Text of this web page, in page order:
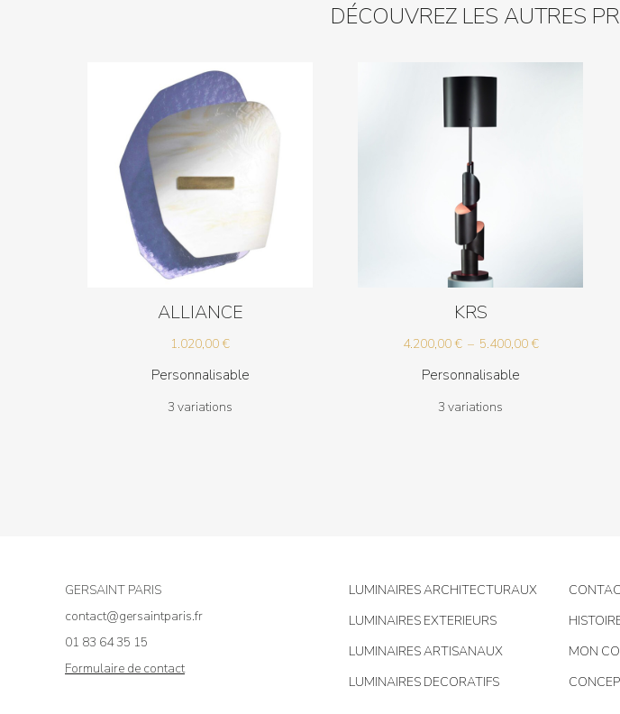
DÉCOUVREZ LES AUTRES
ALLIANCE
1.020,00€
Personnalisable
3 variations
KRS
4.200,00€ – 5.400,00€Plage
Personnalisable
3 variations
GERSAINT PARIS
contact@gersaintparis.fr
01 83 64 35 15
Formulaire de contact
LUMINAIRES ARCHITECTURAUX
LUMINAIRES EXTERIEURS
LUMINAIRES ARTISANAUX
MON
LUMINAIRES DECORATIFS